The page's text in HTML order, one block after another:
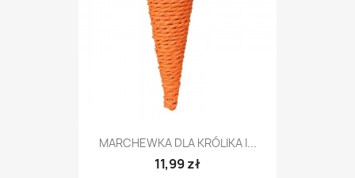
MARCHEWKA DLA KRÓLIKA I...
11,99 zł